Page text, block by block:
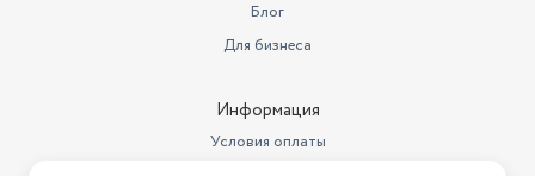
Блог
Для бизнеса
Информация
Условия оплаты